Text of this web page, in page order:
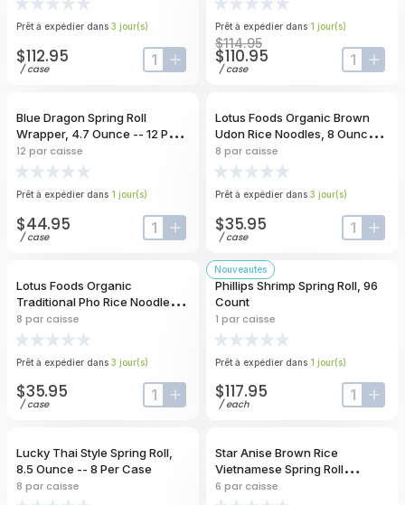
Prêt à expédier dans 3 jour(s)
$112.95
/case input-labelbutton-plus
Prêt à expédier dans 1 jour(s)
$114.95
$110.95
/case input-
Blue Dragon Spring Roll
Wrapper, 4.7 Ounce -- 12 Per
Case
12 par caisse
Prêt à expédier dans 1 jour(s)
$44.95
/case input-labelbutton-plus
Lotus Foods Organic Brown
Udon Rice Noodles, 8 Ounce --
8 Per Case
8 par caisse
Prêt à expédier dans 3 jour(s)
$35.95
/case input-
Lotus Foods Organic
Traditional Pho Rice Noodles, 8
Ounce -- 8 Per Case
8 par caisse
Prêt à expédier dans 3 jour(s)
$35.95
/case input-labelbutton-plus
Nouveautés
Phillips Shrimp Spring Roll, 96
Count
1 par caisse
Prêt à expédier dans 1 jour(s)
$117.95
/each input-
Lucky Thai Style Spring Roll,
8.5 Ounce -- 8 Per Case
8 par caisse
Star Anise Brown Rice
Vietnamese Spring Roll
Wrapper, 8 Ounce -- 6 Per
Case
6 par caisse